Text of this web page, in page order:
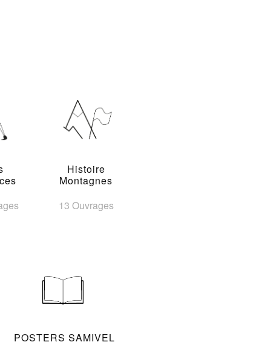
Histoire
Montagnes
13 Ouvrages
POSTERS SAMIVEL